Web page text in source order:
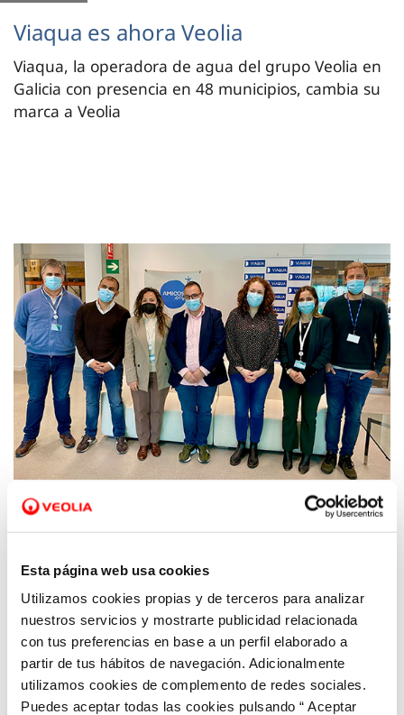
Esta página web usa cookies
Utilizamos cookies propias y de terceros para analizar
nuestros servicios y mostrarte publicidad relacionada
con tus preferencias en base a un perfil elaborado a
partir de tus hábitos de navegación. Adicionalmente
utilizamos cookies de complemento de redes sociales.
Puedes aceptar todas las cookies pulsando “ Aceptar
Viaqua es ahora Veolia
Viaqua, la operadora de agua del grupo Veolia en
Galicia con presencia en 48 municipios, cambia su
marca a Veolia
Viaqua y Fundación Amicos firman un
convenio de colaboración por la inclusión y
cuidado del medioambiente